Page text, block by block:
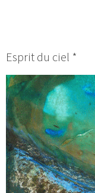
Esprit du ciel *